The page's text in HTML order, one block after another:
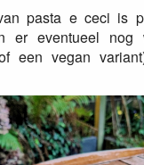
pasta e ceci is
er eventueel nog
een vegan